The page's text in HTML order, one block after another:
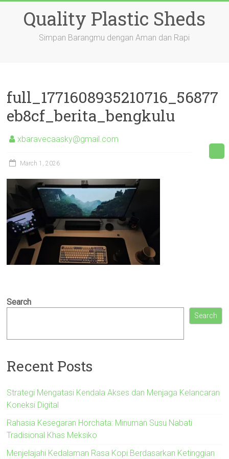
contentQuality Plastic Sheds
Simpan Barangmu dengan Aman dan Rapi
full_1771608935210716_56877
eb8cf_berita_bengkulu
xbaravecaasky@gmail.com
March 1, 2026
Search
Search
Recent Posts
Strategi Mengatasi Kendala Akses dan Menjaga Kelancaran
Koneksi Digital
Rahasia Kesegaran Horchata: Minuman Susu Nabati
Tradisional Khas Meksiko
Menjelajahi Kedalaman Rasa Kopi Berdasarkan Ketinggian